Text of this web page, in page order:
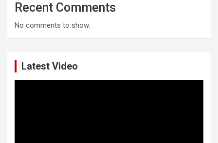
Recent Comments
No comments to show.
Latest Video